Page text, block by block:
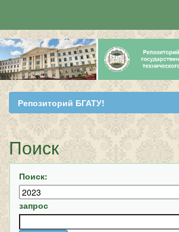
Skip
navigation
Репозиторий БГАТУ!
Поиск
Поиск:
запрос